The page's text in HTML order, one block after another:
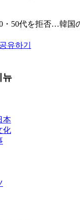
・50代を拒否…韓国
공유하기
뉴
本
化